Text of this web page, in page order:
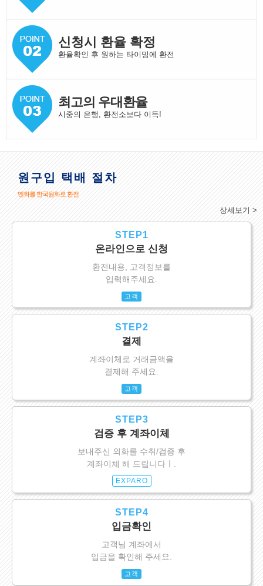
신청시 환율 확정
환율확인 후 원하는 타이밍에 환전
최고의 우대환율
시중의 은행, 환전소보다 이득!
원구입 택배 절차
엔화를 한국원화로 환전
상세보기 >
STEP1
온라인으로 신청
환전내용, 고객정보를
입력해주세요.
고객
STEP2
결제
계좌이체로 거래금액을
결제해 주세요.
고객
STEP3
검증 후 계좌이체
보내주신 외화를 수취/검증 후
계좌이체 해 드립니다ㅣ.
EXPARO
STEP4
입금확인
고객님 계좌에서
입금을 확인해 주세요.
고객